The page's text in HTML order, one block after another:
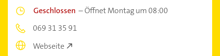
Geschlossen –Öffnet Montag um 08:00
069 31 35 91
Webseite